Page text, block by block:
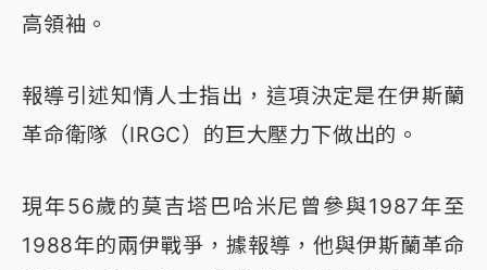
高領袖。
報導引述知情人士指出，這項決定是在伊斯蘭
革命衛隊（IRGC）的巨大壓力下做出的。
現年56歲的莫吉塔巴哈米尼曾參與1987年至
1988年的兩伊戰爭，據報導，他與伊斯蘭革命